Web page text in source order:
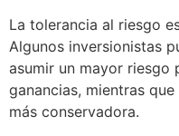
La tolerancia al riesgo
Algunos inversionistas
asumir un mayor riesgo
ganancias, mientras
más conservadora.